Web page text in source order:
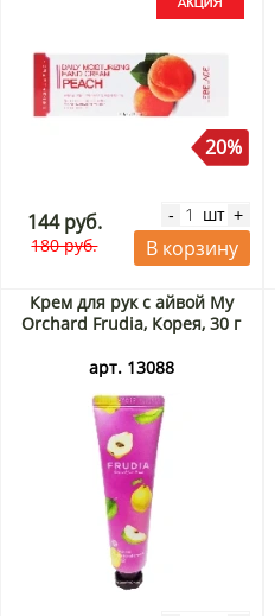
20%
144 руб.
180 руб.
- шт +
В корзину
Крем для рук с айвой My
Orchard Frudia, Корея, 30 г
арт. 13088